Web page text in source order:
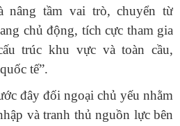
nâng tầm vai trò, chuyển từ
chủ động, tích cực tham gia
trúc khu vực và toàn cầu,
tế”.
đây đối ngoại chủ yếu nhằm
và tranh thủ nguồn lực bên